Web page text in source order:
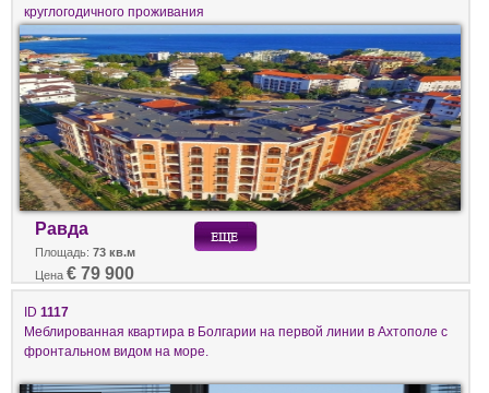
круглогодичного проживания
Равда
Площадь: 73 кв.м
Цена € 79 900
ID 1117
Меблированная квартира в Болгарии на первой линии в Ахтополе с
фронтальном видом на море.